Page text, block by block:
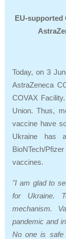
EU-supported
Today, on 3
AstraZeneca
COVAX
Union. Thus,
vaccine have
Ukraine has
BioNTech/
vaccines.
"I am glad to
for Ukraine.
mechanism.
pandemic and
No one is safe